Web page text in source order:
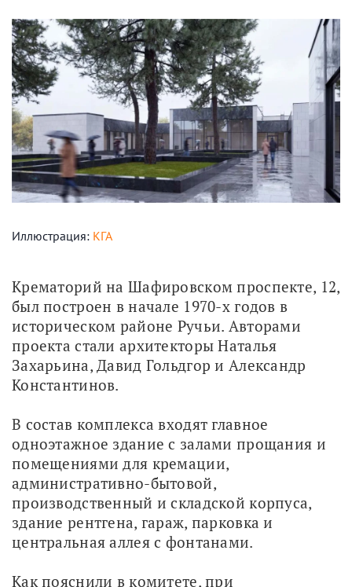
Иллюстрация: КГА
Крематорий на Шафировском проспекте, 12,
был построен в начале 1970-х годов в
историческом районе Ручьи. Авторами
проекта стали архитекторы Наталья
Захарьина, Давид Гольдгор и Александр
Константинов.
В состав комплекса входят главное
одноэтажное здание с залами прощания и
помещениями для кремации,
административно-бытовой,
производственный и складской корпуса,
здание рентгена, гараж, парковка и
центральная аллея с фонтанами.
Как пояснили в комитете, при